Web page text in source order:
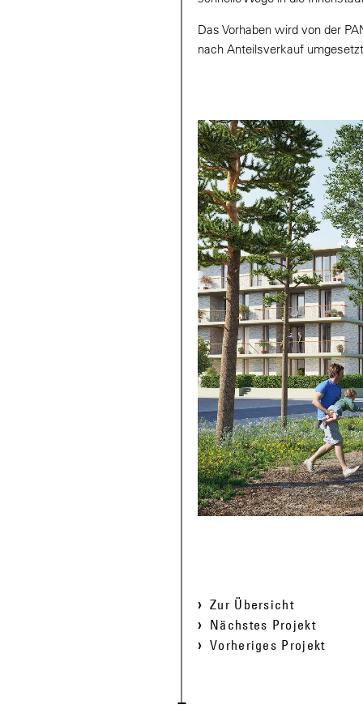
Das Vorhaben wird von der
nach Anteilsverkauf
Zur Übersicht
Nächstes Projekt
Vorheriges Projekt